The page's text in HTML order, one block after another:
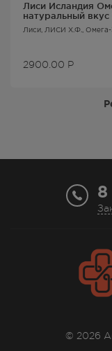
Лиси Исландия
натуральный
Лиси , ЛИСИ Х.Ф., Омега-
2900.00 Р
8
© 2026